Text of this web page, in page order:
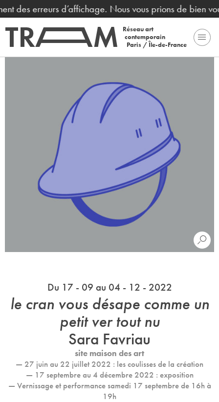
des erreurs d’affichage. Nous vous prions de bien
Réseau art
contemporain
Paris / Île-de-France
Du 17 - 09 au 04 - 12 - 2022
le cran vous désape comme un
petit ver tout nu
Sara Favriau
site maison des art
— 27 juin au 22 juillet 2022 : les coulisses de la création
— 17 septembre au 4 décembre 2022 : exposition
— Vernissage et performance samedi 17 septembre de 16h à
19h